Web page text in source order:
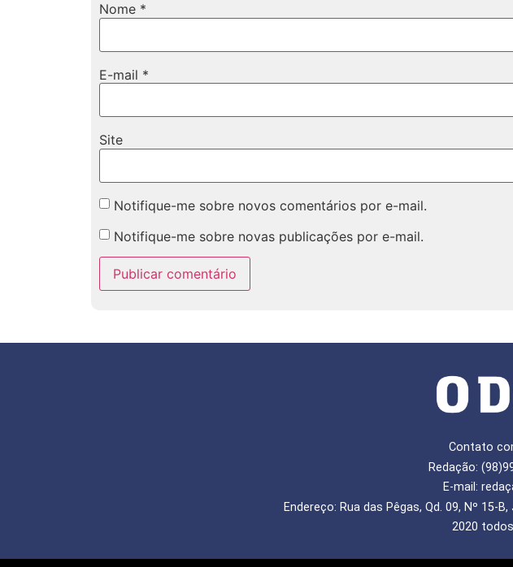
Nome *
E-mail *
Site
Notifique-me sobre novos comentários por e-mail.
Notifique-me sobre novas publicações por e-mail.
Contato
Redação:
E-mail:
Endereço: Rua das Pêgas, Qd. 09, Nº 15-
2020